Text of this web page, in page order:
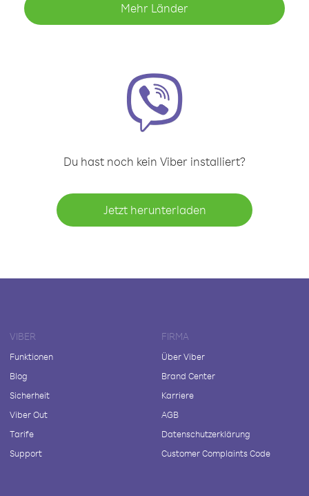
Mehr Länder
Du hast noch kein Viber installiert?
Jetzt herunterladen
VIBER
Funktionen
Blog
Sicherheit
Viber Out
Tarife
Support
FIRMA
Über Viber
Brand Center
Karriere
AGB
Datenschutzerklärung
Customer Complaints Code